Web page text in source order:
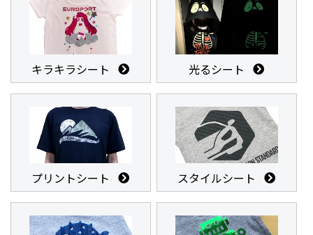
キラキラシート 光るシート
プリントシート スタイルシート